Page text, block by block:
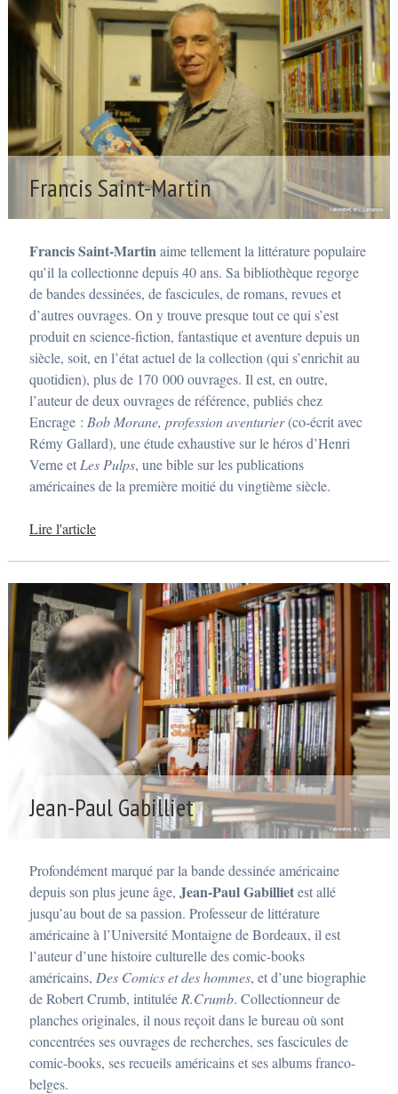
Francis Saint-Martin
t
é
3
j
a
n
v
i
e
r
2
0
1
6
p
a
r
L
u
r
t
Q
e
y
s
i
Francis Saint-Martinaime tellement la littérature populaire
qu’il la collectionne depuis 40 ans. Sa bibliothèque regorge
de bandes dessinées, de fascicules, de romans, revues et
d’autres ouvrages. On y trouve presque tout ce qui s’est
produit en science-fiction, fantastique et aventure depuis un
siècle, soit, en l’état actuel de la collection (qui s’enrichit au
quotidien), plus de 170 000 ouvrages. Il est, en outre,
l’auteur de deux ouvrages de référence, publiés chez
Encrage : Bob Morane, profession aventurier(co-écrit avec
Rémy Gallard), une étude exhaustive sur le héros d’Henri
Verne et Les Pulps, une bible sur les publications
américaines de la première moitié du vingtième siècle.
Lire l'article
Jean-Paul Gabilliet
t
é
2
7
d
é
c
e
m
b
r
e
2
0
1
5
Profondément marqué par la bande dessinée américaine
depuis son plus jeune âge, Jean-Paul Gabillietest allé
jusqu’au bout de sa passion. Professeur de littérature
américaine à l’Université Montaigne de Bordeaux, il est
l’auteur d’une histoire culturelle des comic-books
américains, Des Comics et des hommes, et d’une biographie
de Robert Crumb, intitulée R.Crumb. Collectionneur de
planches originales, il nous reçoit dans le bureau où sont
concentrées ses ouvrages de recherches, ses fascicules de
comic-books, ses recueils américains et ses albums franco-
belges.